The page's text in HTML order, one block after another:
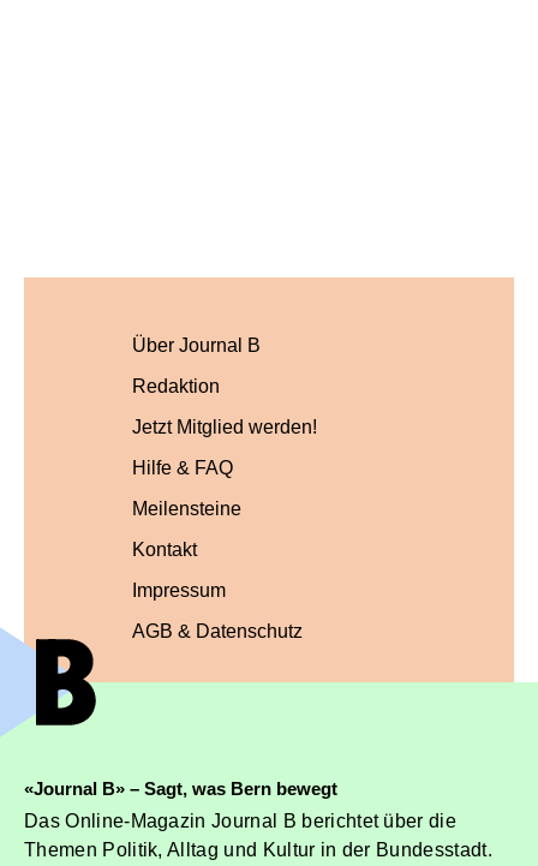
Über Journal B
Redaktion
Jetzt Mitglied werden!
Hilfe & FAQ
Meilensteine
Kontakt
Impressum
AGB & Datenschutz
«Journal B» – Sagt, was Bern bewegt
Das Online-Magazin Journal B berichtet über die
Themen Politik, Alltag und Kultur in der Bundesstadt.